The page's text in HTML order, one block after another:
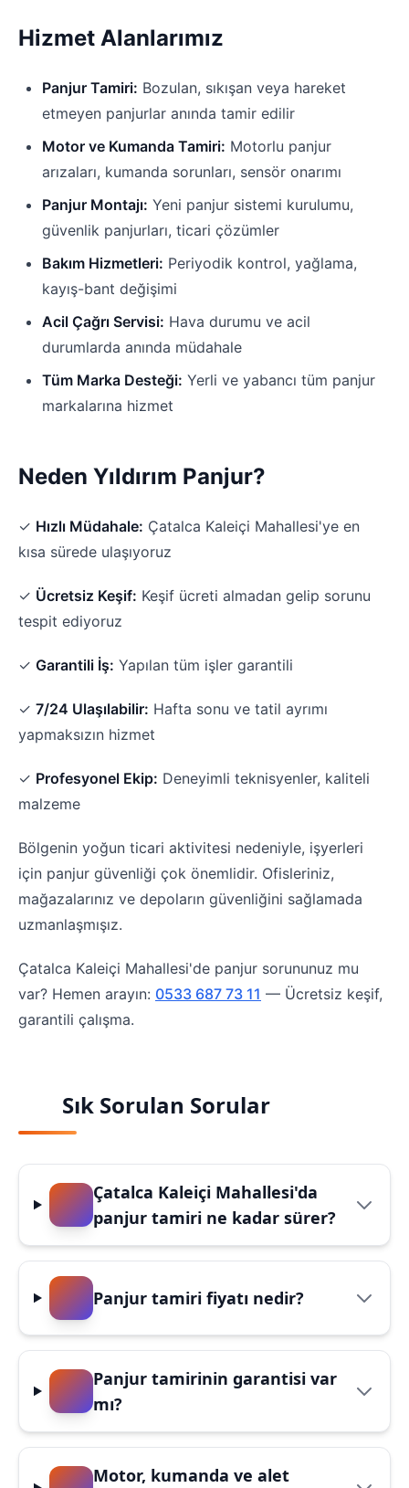
Hizmet Alanlarımız
Panjur Tamiri: Bozulan, sıkışan veya hareket
etmeyen panjurlar anında tamir edilir
Motor ve Kumanda Tamiri: Motorlu panjur
arızaları, kumanda sorunları, sensör onarımı
Panjur Montajı: Yeni panjur sistemi kurulumu,
güvenlik panjurları, ticari çözümler
Bakım Hizmetleri: Periyodik kontrol, yağlama,
kayış-bant değişimi
Acil Çağrı Servisi: Hava durumu ve acil
durumlarda anında müdahale
Tüm Marka Desteği: Yerli ve yabancı tüm panjur
markalarına hizmet
Neden Yıldırım Panjur?
✓ Hızlı Müdahale: Çatalca Kaleiçi Mahallesi'ye en
kısa sürede ulaşıyoruz
✓ Ücretsiz Keşif: Keşif ücreti almadan gelip sorunu
tespit ediyoruz
✓ Garantili İş: Yapılan tüm işler garantili
✓ 7/24 Ulaşılabilir: Hafta sonu ve tatil ayrımı
yapmaksızın hizmet
✓ Profesyonel Ekip: Deneyimli teknisyenler, kaliteli
malzeme
Bölgenin yoğun ticari aktivitesi nedeniyle, işyerleri
için panjur güvenliği çok önemlidir. Ofisleriniz,
mağazalarınız ve depoların güvenliğini sağlamada
uzmanlaşmışız.
Çatalca Kaleiçi Mahallesi'de panjur sorununuz mu
var? Hemen arayın: 0533 687 73 11 — Ücretsiz keşif,
garantili çalışma.
Sık Sorulan Sorular
Çatalca Kaleiçi Mahallesi'da
panjur tamiri ne kadar sürer?
Panjur tamiri fiyatı nedir?
Panjur tamirinin garantisi var
mı?
Motor, kumanda ve alet